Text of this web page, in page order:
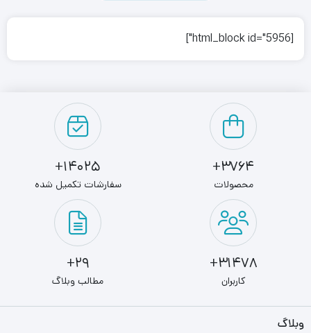
[html_block id="5956"]
3764+
محصولات
14025+
سفارشات تکمیل شده
31478+
کاربران
29+
مطالب وبلاگ
وبلاگ